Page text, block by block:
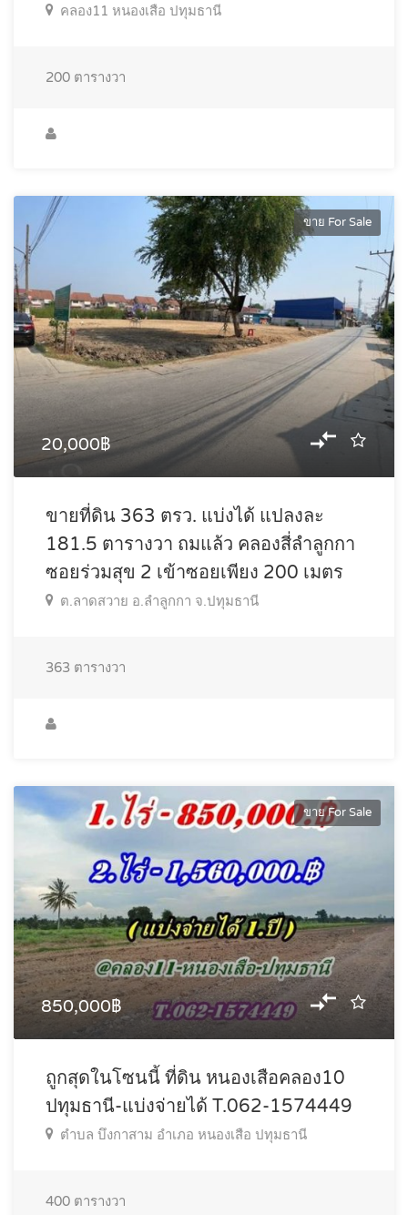
คลอง11 หนองเสือ ปทุมธานี
200 ตารางวา
ขาย For Sale
20,000฿
ขายที่ดิน 363 ตรว. แบ่งได้ แปลงละ
181.5 ตารางวา ถมแล้ว คลองสี่ลำลูกกา
ซอยร่วมสุข 2 เข้าซอยเพียง 200 เมตร
ต.ลาดสวาย อ.ลำลูกกา จ.ปทุมธานี
363 ตารางวา
ขาย For Sale
850,000฿
ถูกสุดในโซนนี้ ที่ดิน หนองเสือคลอง10
ปทุมธานี-แบ่งจ่ายได้ T.062-1574449
ตำบล บึงกาสาม อำเภอ หนองเสือ ปทุมธานี
400 ตารางวา